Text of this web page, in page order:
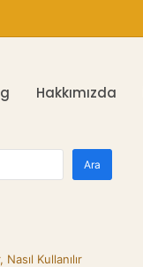
Hakkımızda
Ara
Kullanılır